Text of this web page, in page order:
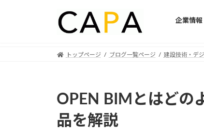
企業情報
トップページ ブログ一覧ページ 建設技術・デ
OPEN BIMとはどの
品を解説